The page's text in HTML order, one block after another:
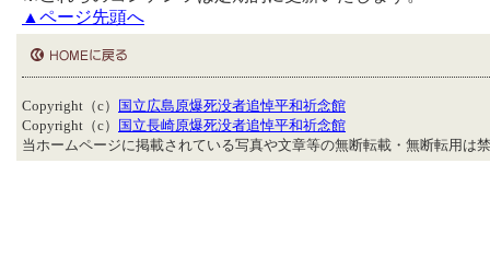
▲ページ先頭へ
Copyright（c）
国立広島原爆死没者追悼平和祈念館
Copyright（c）
国立長崎原爆死没者追悼平和祈念館
当ホームページに掲載されている写真や文章等の無断転載・無断転用は